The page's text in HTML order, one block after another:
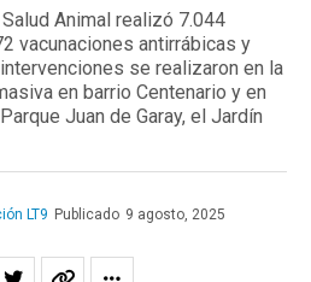
Animal realizó 7.044
vacunaciones antirrábicas y
se realizaron en la
en barrio Centenario y en
Juan de Garay, el Jardín
LT9 Publicado 9 agosto, 2025